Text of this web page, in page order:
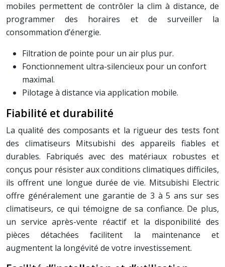
mobiles permettent de contrôler la clim à distance, de
programmer des horaires et de surveiller la
consommation d’énergie.
Filtration de pointe pour un air plus pur.
Fonctionnement ultra-silencieux pour un confort
maximal.
Pilotage à distance via application mobile.
Fiabilité et durabilité
La qualité des composants et la rigueur des tests font
des climatiseurs Mitsubishi des appareils fiables et
durables. Fabriqués avec des matériaux robustes et
conçus pour résister aux conditions climatiques difficiles,
ils offrent une longue durée de vie. Mitsubishi Electric
offre généralement une garantie de 3 à 5 ans sur ses
climatiseurs, ce qui témoigne de sa confiance. De plus,
un service après-vente réactif et la disponibilité des
pièces détachées facilitent la maintenance et
augmentent la longévité de votre investissement.